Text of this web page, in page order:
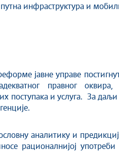
инфраструктура и
јавне управе
правног
поступака и услуга. За
аналитику и
рационалнијој